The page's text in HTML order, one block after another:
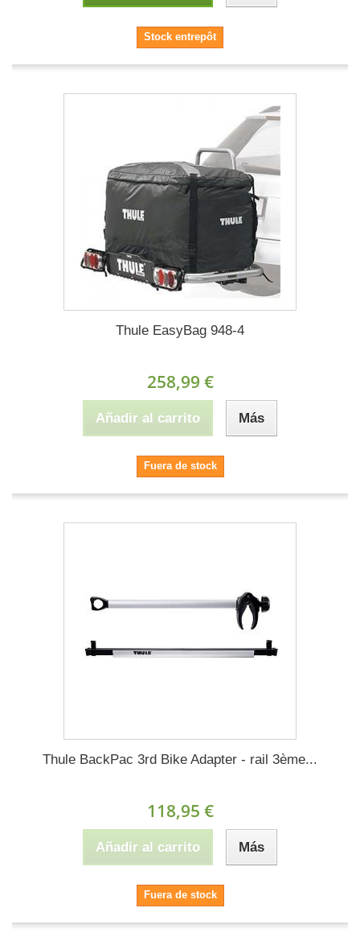
Stock entrepôt
Thule EasyBag 948-4
258,99 €
Añadir al carrito Más
Fuera de stock
Thule BackPac 3rd Bike Adapter - rail 3ème...
118,95 €
Añadir al carrito Más
Fuera de stock